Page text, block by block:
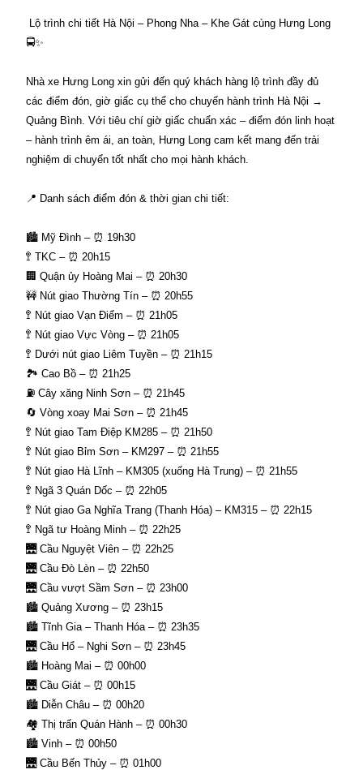
Lộ trình chi tiết Hà Nội – Phong Nha – Khe Gát cùng Hưng Long
🚍✨
Nhà xe Hưng Long xin gửi đến quý khách hàng lộ trình đầy đủ
các điểm đón, giờ giấc cụ thể cho chuyến hành trình Hà Nội →
Quảng Bình. Với tiêu chí giờ giấc chuẩn xác – điểm đón linh hoạt
– hành trình êm ái, an toàn, Hưng Long cam kết mang đến trải
nghiệm di chuyển tốt nhất cho mọi hành khách.
📍 Danh sách điểm đón & thời gian chi tiết:
🏙 Mỹ Đình – ⏰ 19h30
🚏 TKC – ⏰ 20h15
🏢 Quận ủy Hoàng Mai – ⏰ 20h30
🚧 Nút giao Thường Tín – ⏰ 20h55
🚏 Nút giao Vạn Điểm – ⏰ 21h05
🚏 Nút giao Vực Vòng – ⏰ 21h05
🚏 Dưới nút giao Liêm Tuyền – ⏰ 21h15
🏞 Cao Bồ – ⏰ 21h25
⛽ Cây xăng Ninh Sơn – ⏰ 21h45
🔄 Vòng xoay Mai Sơn – ⏰ 21h45
🚏 Nút giao Tam Điệp KM285 – ⏰ 21h50
🚏 Nút giao Bỉm Sơn – KM297 – ⏰ 21h55
🚏 Nút giao Hà Lĩnh – KM305 (xuống Hà Trung) – ⏰ 21h55
🚏 Ngã 3 Quán Dốc – ⏰ 22h05
🚏 Nút giao Ga Nghĩa Trang (Thanh Hóa) – KM315 – ⏰ 22h15
🚏 Ngã tư Hoàng Minh – ⏰ 22h25
🌉 Cầu Nguyệt Viên – ⏰ 22h25
🌉 Cầu Đò Lèn – ⏰ 22h50
🌉 Cầu vượt Sầm Sơn – ⏰ 23h00
🏙 Quảng Xương – ⏰ 23h15
🏙 Tĩnh Gia – Thanh Hóa – ⏰ 23h35
🌉 Cầu Hổ – Nghi Sơn – ⏰ 23h45
🏙 Hoàng Mai – ⏰ 00h00
🌉 Cầu Giát – ⏰ 00h15
🏙 Diễn Châu – ⏰ 00h20
🏘 Thị trấn Quán Hành – ⏰ 00h30
🏙 Vinh – ⏰ 00h50
🌉 Cầu Bến Thủy – ⏰ 01h00